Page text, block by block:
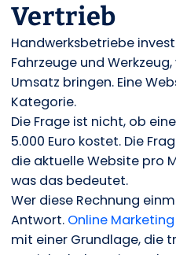
Vertrieb
Handwerksbetriebe
Fahrzeuge und
Umsatz bringen. Eine
Kategorie.
Die Frage ist nicht, ob
5.000 Euro kostet. Die
die aktuelle Website pro
was das bedeutet.
Wer diese Rechnung
Antwort. Online
mit einer Grundlage, die